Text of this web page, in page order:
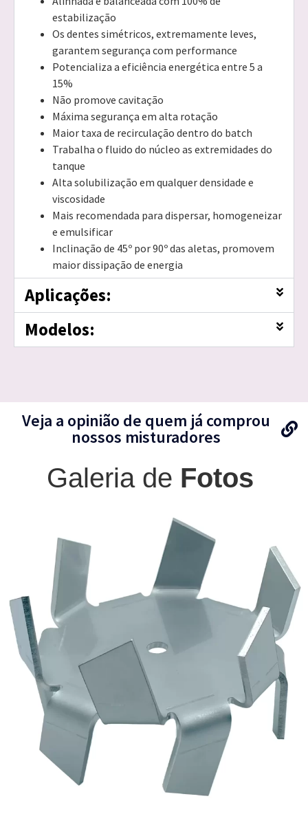
estabilização
Os dentes simétricos, extremamente leves,
garantem segurança com performance
Potencializa a eficiência energética entre 5 a
15%
Não promove cavitação
Máxima segurança em alta rotação
Maior taxa de recirculação dentro do batch
Trabalha o fluido do núcleo as extremidades do
tanque
Alta solubilização em qualquer densidade e
viscosidade
Mais recomendada para dispersar, homogeneizar
e emulsificar
Inclinação de 45º por 90º das aletas, promovem
maior dissipação de energia
Aplicações:
Modelos:
Veja a opinião de quem já comprou
nossos misturadores
Galeria de Fotos